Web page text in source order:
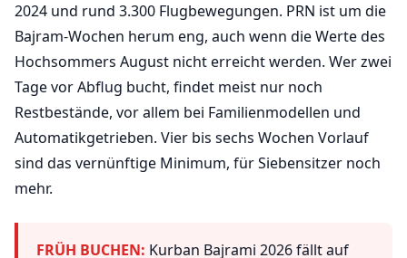
2024 und rund 3.300 Flugbewegungen. PRN ist um die
Bajram-Wochen herum eng, auch wenn die Werte des
Hochsommers August nicht erreicht werden. Wer zwei
Tage vor Abflug bucht, findet meist nur noch
Restbestände, vor allem bei Familienmodellen und
Automatikgetrieben. Vier bis sechs Wochen Vorlauf
sind das vernünftige Minimum, für Siebensitzer noch
mehr.
FRÜH BUCHEN: Kurban Bajrami 2026 fällt auf